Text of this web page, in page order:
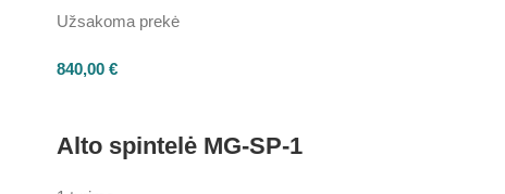
Užsakoma prekė
840,00€
Alto spintelė MG-SP-1